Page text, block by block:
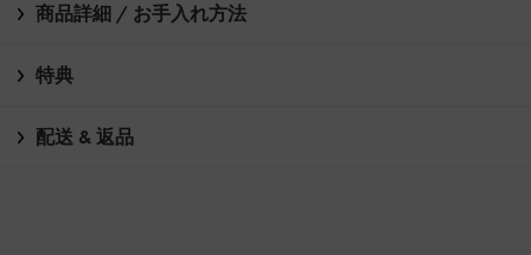
商品詳細 / お手入れ方法
特典
配送 & 返品